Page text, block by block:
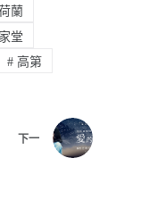
蘭
堂
# 高第
下一